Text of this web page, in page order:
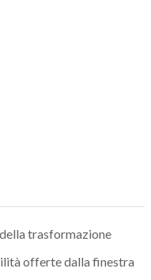
trasformazione
offerte dalla finestra